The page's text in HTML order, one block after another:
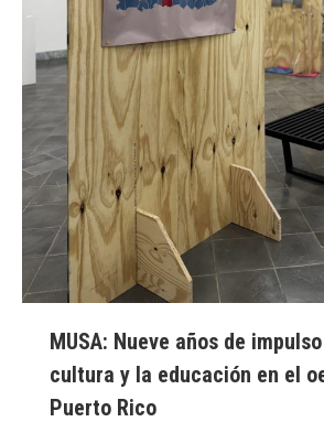
MUSA: Nueve años de
cultura y la educación en el
Puerto Rico